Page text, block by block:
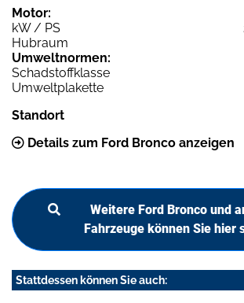
Motor:
kW / PS
Hubraum
Umweltnormen:
Schadstoffklasse
Umweltplakette
Standort
Details zum Ford Bronco anzeigen
Weitere Ford Bronco und
Fahrzeuge können Sie hier
Stattdessen können Sie auch: